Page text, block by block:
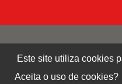
Este site utiliza cookies
Aceita o uso de cookies?